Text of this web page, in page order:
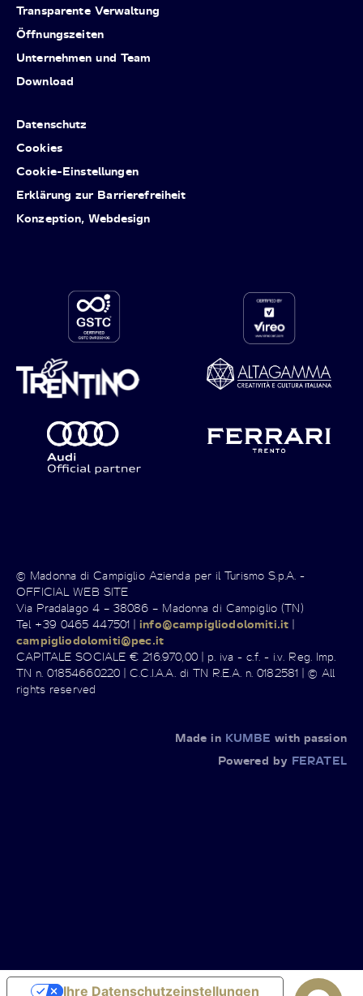
Transparente Verwaltung
Öffnungszeiten
Unternehmen und Team
Download
Datenschutz
Cookies
Cookie-Einstellungen
Erklärung zur Barrierefreiheit
Konzeption, Webdesign
© Madonna di Campiglio Azienda per il Turismo S.p.A. -
OFFICIAL WEB SITE
Via Pradalago 4 – 38086 – Madonna di Campiglio (TN)
Tel +39 0465 447501 |info@campigliodolomiti.it |
campigliodolomiti@pec.it
CAPITALE SOCIALE € 216.970,00 | p. iva - c.f. - i.v. Reg. Imp.
TN n. 01854660220 | C.C.I.A.A. di TN R.E.A. n. 0182581 | © All
rights reserved
Made in KUMBE with passion
Powered by FERATEL
Ihre Datenschutzeinstellungen